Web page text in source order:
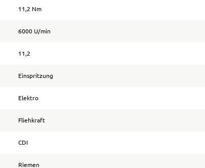
11,2 Nm
6000 U/min
11,2
Einspritzung
Elektro
Fliehkraft
CDI
Riemen